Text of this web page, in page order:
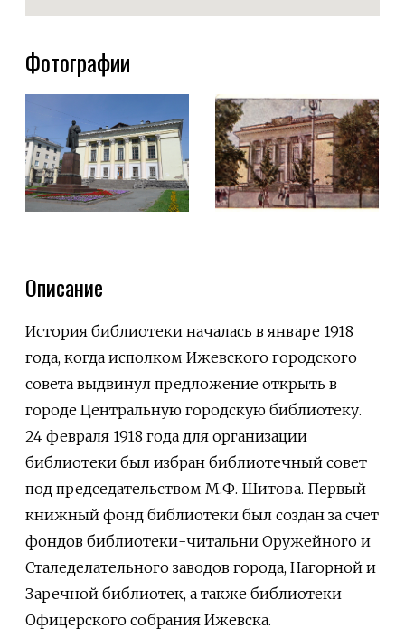
Фотографии
Описание
История библиотеки началась в январе 1918
года, когда исполком Ижевского городского
совета выдвинул предложение открыть в
городе Центральную городскую библиотеку.
24 февраля 1918 года для организации
библиотеки был избран библиотечный совет
под председательством М.Ф. Шитова. Первый
книжный фонд библиотеки был создан за счет
фондов библиотеки-читальни Оружейного и
Сталеделательного заводов города, Нагорной и
Заречной библиотек, а также библиотеки
Офицерского собрания Ижевска.